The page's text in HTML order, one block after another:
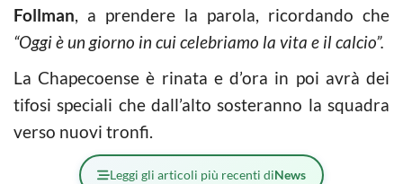
Follman, a prendere la parola, ricordando che
“Oggi è un giorno in cui celebriamo la vita e il calcio”.
La Chapecoense è rinata e d’ora in poi avrà dei
tifosi speciali che dall’alto sosteranno la squadra
verso nuovi tronfi.
Leggi gli articoli più recenti diNews